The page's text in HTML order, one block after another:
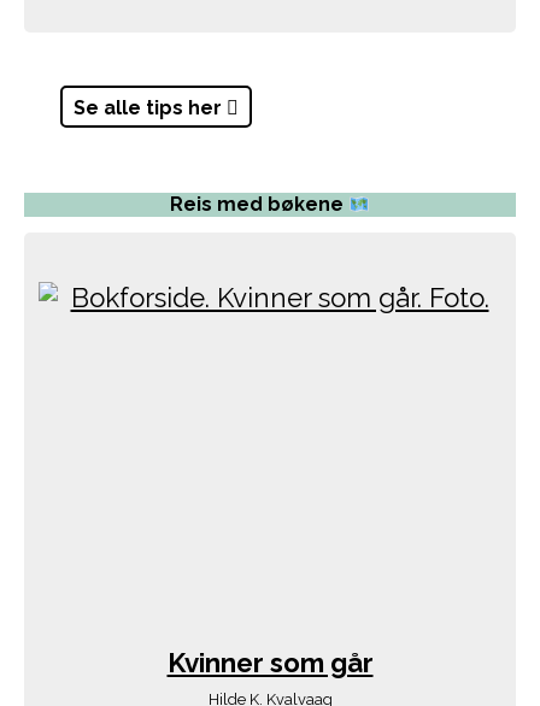
Se alle tips her
Reis med bøkene
Kvinner som går
Hilde K. Kvalvaag